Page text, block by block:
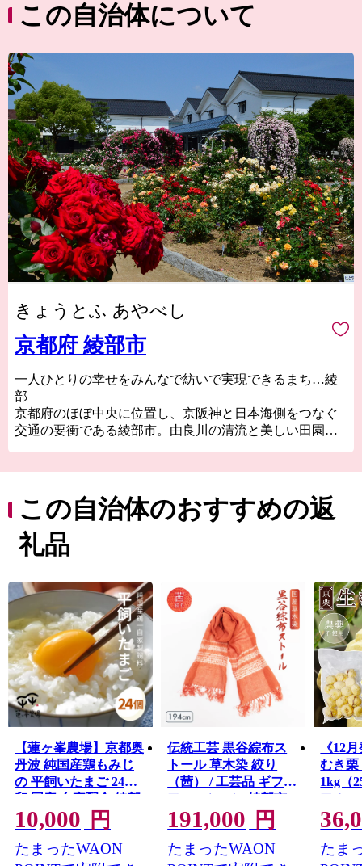
この自治体について
きょうとふ あやべし
京都府 綾部市
一人ひとりの幸せをみんなで紡いで実現できるまち…綾
部
京都府のほぼ中央に位置し、京阪神と日本海側をつなぐ
交通の要衝である綾部市。由良川の清流と美しい田園風
清らかな水と自然豊かな風土から四季折々に自慢の特産
品が生産され、お米やお茶・丹波栗をはじめ、みず菜や
万願寺甘とうなどの京野菜、清流「由良川」で育った鮎
や丹波の猪肉も絶品です。
この自治体のおすすめの返
礼品
【蓮ヶ峯農場】京都奥
丹波 純国産鶏もみじ
の 平飼いたまご 24個 /
卵 国産 自家配合 綾部
市 / 株式会社For youふ
ぁーむ［BSCA008］
10,000 円
たまったWAON
伝統工芸 黒谷綜布ス
トール 草木染 絞り
（茜） / 工芸品 ギフト
ファッション 綾部市 /
黒谷和紙協同組合
［BSCX001］
191,000 円
たまったWAON
《12
むき栗
1kg（
フル
エル
［
たま